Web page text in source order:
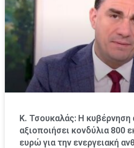
Κ. Τσουκαλάς: Η κυβέρνηση
αξιοποιήσει κονδύλια 800
ευρώ για την ενεργειακή